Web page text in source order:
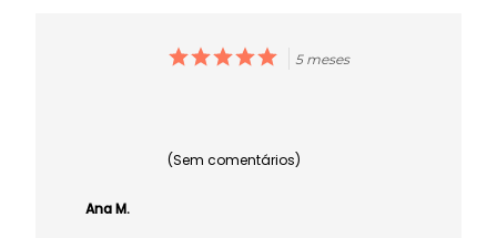
Ana M.
5 meses
(Sem comentários)